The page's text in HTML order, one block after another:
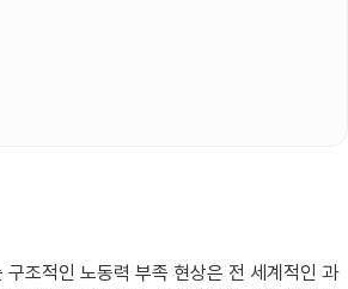
조적인 노동력 부족 현상은 전 세계적인 과